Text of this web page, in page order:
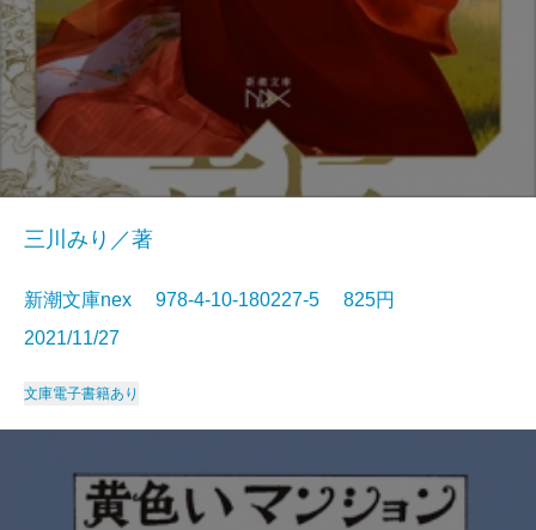
三川みり／著
新潮文庫nex 978-4-10-180227-5 825円
2021/11/27
文庫電子書籍あり